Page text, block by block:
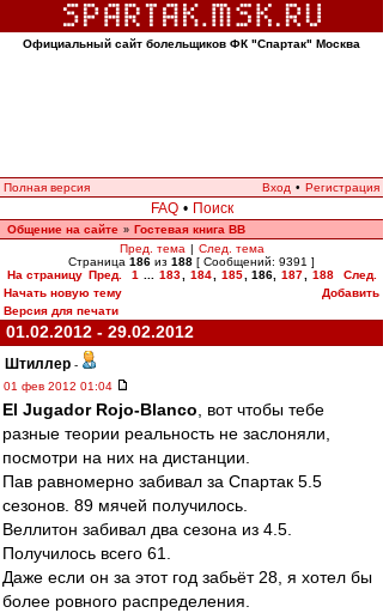
Официальный сайт болельщиков ФК "Спартак" Москва
Полная версия Вход • Регистрация
FAQ • Поиск
Общение на сайте » Гостевая книга ВВ
Пред. тема | След. тема
Страница 186 из 188 [ Сообщений: 9391 ]
На страницу Пред. 1 183 184 185 186, 187 188
След.
Начать новую тему
Добавить
Версия для печати
01.02.2012 - 29.02.2012
Штиллер -
01 фев 2012 01:04
El Jugador Rojo-Blanco , вот чтобы тебе
разные теории реальность не заслоняли,
посмотри на них на дистанции.
Пав равномерно забивал за Спартак 5.5
сезонов. 89 мячей получилось.
Веллитон забивал два сезона из 4.5.
Получилось всего 61.
Даже если он за этот год забьёт 28, я хотел бы
более ровного распределения.